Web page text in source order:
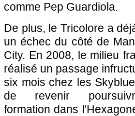
comme Pep Guardiola.
De plus, le Tricolore a
un échec du côté de
City. En 2008, le milieu
réalisé un passage
six mois chez les
de revenir
formation dans